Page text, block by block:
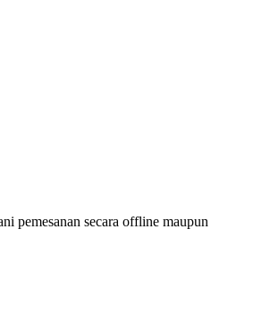
pemesanan secara offline maupun